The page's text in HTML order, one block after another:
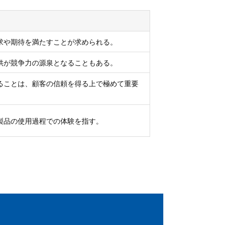
期待を満たすことが求められる。
競争力の源泉となることもある。
とは、顧客の信頼を得る上で極めて重要
の使用過程での体験を指す。